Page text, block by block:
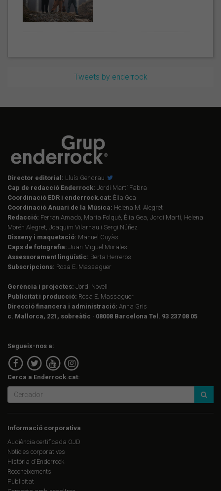
Tweets by enderrock
Director editorial: Lluís Gendrau
Cap de redacció Enderrock: Jordi Martí Fabra
Coordinació EDR i enderrock.cat: Èlia Gea
Coordinació Anuari de la Música: Helena M. Alegret
Redacció: Ferran Amado, Maria Folqué, Èlia Gea, Jordi Martí, Helena
Morén Alegret, Joaquim Vilarnau i Sergi Núñez
Disseny i maquetació: Manuel Cuyàs
Caps de fotografia: Juan Miguel Morales
Assessorament lingüístic: Berta Herreros
Subscripcions: Rosa E. Massaguer
Gerència i projectes: Jordi Novell
Publicitat i producció: Rosa E. Massaguer
Direcció financera i administració: Anna Gris
c. Mallorca, 221, sobreàtic · 08008 Barcelona Tel. 93 237 08 05
Segueix-nos a:
Cerca a Enderrock.cat:
Informació corporativa
Audiència certificada OJD
Notícies corporatives
Història d'Enderrock
Reconeixements
Publicitat